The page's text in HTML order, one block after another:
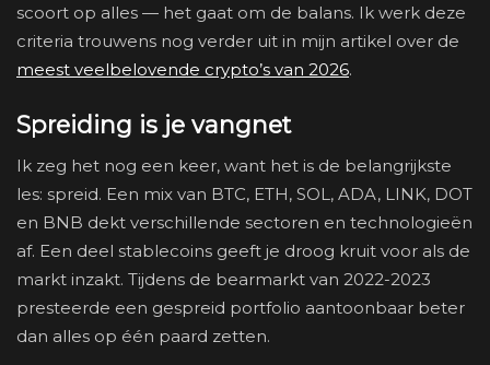
scoort op alles — het gaat om de balans. Ik werk deze
criteria trouwens nog verder uit in mijn artikel over de
meest veelbelovende crypto’s van 2026.
Spreiding is je vangnet
Ik zeg het nog een keer, want het is de belangrijkste
les: spreid. Een mix van BTC, ETH, SOL, ADA, LINK, DOT
en BNB dekt verschillende sectoren en technologieën
af. Een deel stablecoins geeft je droog kruit voor als de
markt inzakt. Tijdens de bearmarkt van 2022-2023
presteerde een gespreid portfolio aantoonbaar beter
dan alles op één paard zetten.